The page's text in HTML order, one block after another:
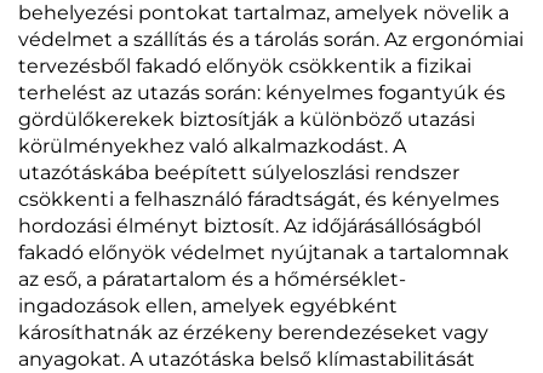
behelyezési pontokat tartalmaz, amelyek növelik a
védelmet a szállítás és a tárolás során. Az ergonómiai
tervezésből fakadó előnyök csökkentik a fizikai
terhelést az utazás során: kényelmes fogantyúk és
gördülőkerekek biztosítják a különböző utazási
körülményekhez való alkalmazkodást. A
utazótáskába beépített súlyeloszlási rendszer
csökkenti a felhasználó fáradtságát, és kényelmes
hordozási élményt biztosít. Az időjárásállóságból
fakadó előnyök védelmet nyújtanak a tartalomnak
az eső, a páratartalom és a hőmérséklet-
ingadozások ellen, amelyek egyébként
károsíthatnák az érzékeny berendezéseket vagy
anyagokat. A utazótáska belső klímastabilitását